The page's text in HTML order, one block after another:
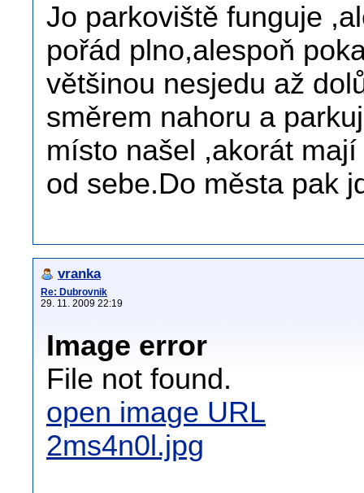
Jo parkoviště funguje
pořád plno,alespoň
většinou nesjedu až
směrem nahoru a
místo našel ,akorát
od sebe.Do města pak
vranka
Re: Dubrovnik
29. 11. 2009 22:19
Image error
File not found.
open image URL
2ms4n0l.jpg